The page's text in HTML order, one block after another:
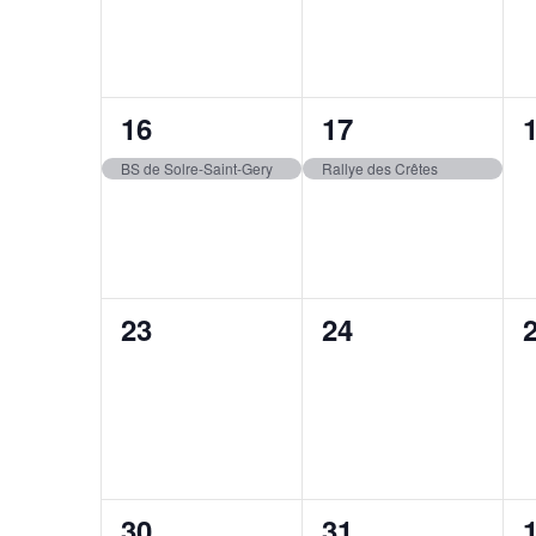
1
évènement,
16
BS de Solre-Saint-Gery
1
évènement,
17
Rallye des Crêtes
0
0
23
0
24
0